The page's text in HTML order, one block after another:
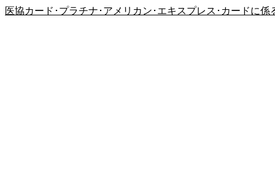
医協カード･プラチナ･アメリカン･エキスプレス･カードに